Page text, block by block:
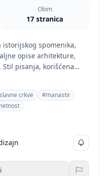
Obim
17 stranica
spomenika,
opise arhitekture,
pisanja, korišćena
izvore ukazuju
seminarski ili diplomski
patrijaršije.
crkve
#manastir